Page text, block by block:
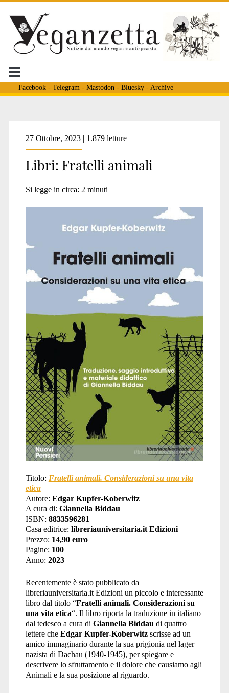
Facebook- Telegram - Mastodon - Bluesky- Archive
Tag:
<span>olocausto
ebrei</span>
27 Ottobre, 2023 | 1.879 letture
Libri: Fratelli animali
Si legge in circa: 2 minuti
Titolo: Fratelli animali. Considerazioni su una vita
etica
Autore: Edgar Kupfer-Koberwitz
A cura di: Giannella Biddau
ISBN: 8833596281
Casa editrice: libreriauniversitaria.it Edizioni
Prezzo: 14,90 euro
Pagine: 100
Anno: 2023
Recentemente è stato pubblicato da
libreriauniversitaria.it Edizioni un piccolo e interessante
libro dal titolo “Fratelli animali. Considerazioni su
una vita etica“. Il libro riporta la traduzione in italiano
dal tedesco a cura di Giannella Biddau di quattro
lettere che Edgar Kupfer-Koberwitzscrisse ad un
amico immaginario durante la sua prigionia nel lager
nazista di Dachau (1940-1945), per spiegare e
descrivere lo sfruttamento e il dolore che causiamo agli
Animali e la sua posizione al riguardo.